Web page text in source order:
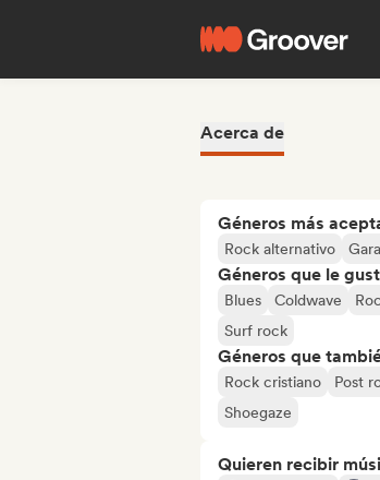
Acerca de
Géneros más
Rock alternativo
Géneros que le
Blues Coldwave
Surf rock
Géneros que
Rock cristiano Post
Shoegaze
Quieren recibir